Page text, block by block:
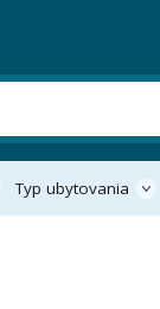
Typ ubytovania